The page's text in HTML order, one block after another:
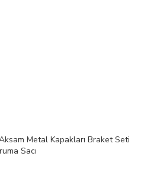
Metal Kapakları Braket Seti
Sacı